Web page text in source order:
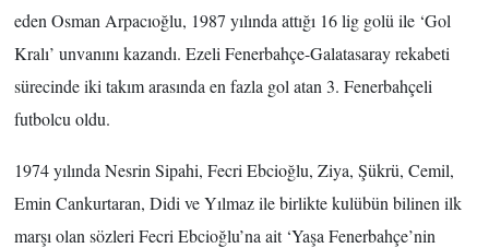
eden Osman Arpacıoğlu, 1987 yılında attığı 16 lig golü ile ‘Gol
Kralı’ unvanını kazandı. Ezeli Fenerbahçe-Galatasaray rekabeti
sürecinde iki takım arasında en fazla gol atan 3. Fenerbahçeli
futbolcu oldu.
1974 yılında Nesrin Sipahi, Fecri Ebcioğlu, Ziya, Şükrü, Cemil,
Emin Cankurtaran, Didi ve Yılmaz ile birlikte kulübün bilinen ilk
marşı olan sözleri Fecri Ebcioğlu’na ait ‘Yaşa Fenerbahçe’nin